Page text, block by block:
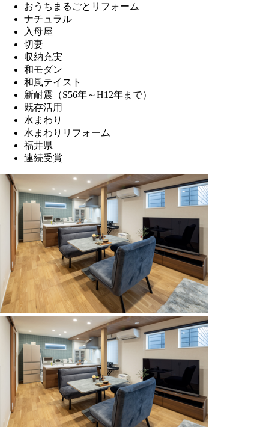
おうちまるごとリフォーム
ナチュラル
入母屋
切妻
収納充実
和モダン
和風テイスト
新耐震（S56年～H12年まで）
既存活用
水まわり
水まわりリフォーム
福井県
連続受賞